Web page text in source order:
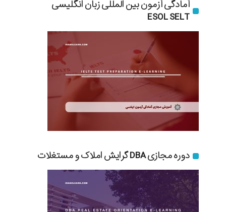
آمادگی آزمون بین المللی زبان انگلیسی
ESOL SELT
دوره مجازی DBA گرایش املاک و مستغلات